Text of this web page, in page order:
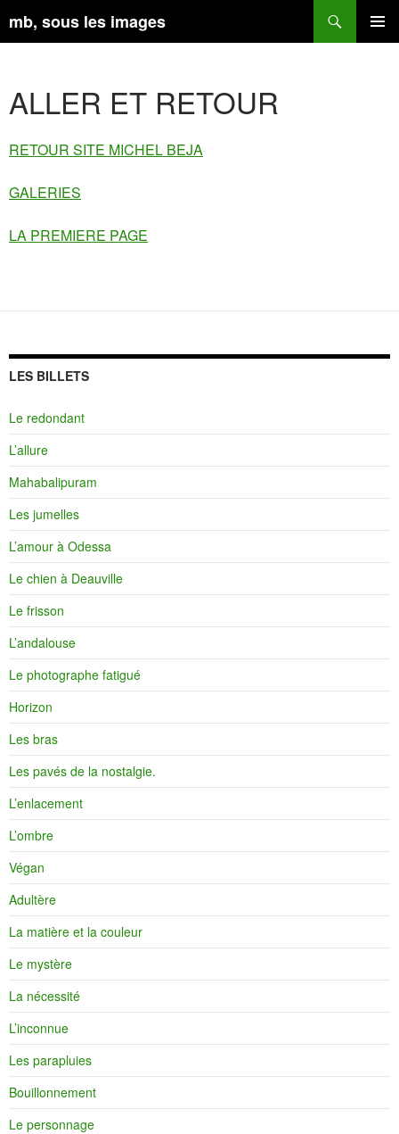
aumb, sous les images
ALLER ET RETOUR
RETOUR SITE MICHEL BEJA
GALERIES
LA PREMIERE PAGE
LES BILLETS
Le redondant
L’allure
Mahabalipuram
Les jumelles
L’amour à Odessa
Le chien à Deauville
Le frisson
L’andalouse
Le photographe fatigué
Horizon
Les bras
Les pavés de la nostalgie.
L’enlacement
L’ombre
Végan
Adultère
La matière et la couleur
Le mystère
La nécessité
L’inconnue
Les parapluies
Bouillonnement
Le personnage